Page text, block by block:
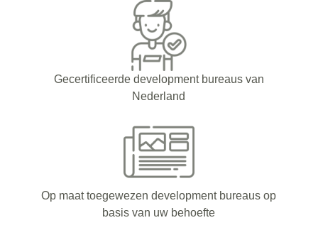
Gecertificeerde development bureaus van
Nederland
Op maat toegewezen development bureaus op
basis van uw behoefte